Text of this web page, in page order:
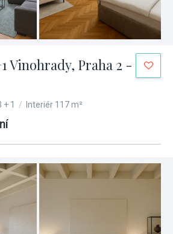
Vinohrady, Praha 2 -
+ 1 / Interiér 117 m²